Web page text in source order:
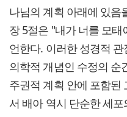
나님의 계획 아래에 있음
장 5절은 "내가 너를 모
언한다. 이러한 성경적
의학적 개념인 수정의 순
주권적 계획 안에 포함된
서 배아 역시 단순한 세